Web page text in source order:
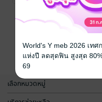
เลือกหมวดหมู่
World's Y meb 2026 เท
แห่งปี ลดสุดฟิน สูงสุด
69